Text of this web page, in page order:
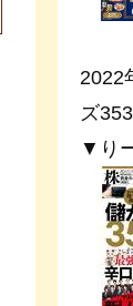
2022
ズ
▼り